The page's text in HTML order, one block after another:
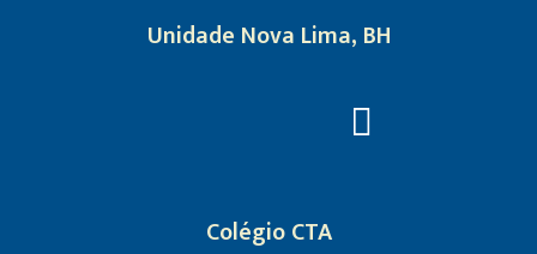
Unidade Nova Lima, BH
Colégio CTA